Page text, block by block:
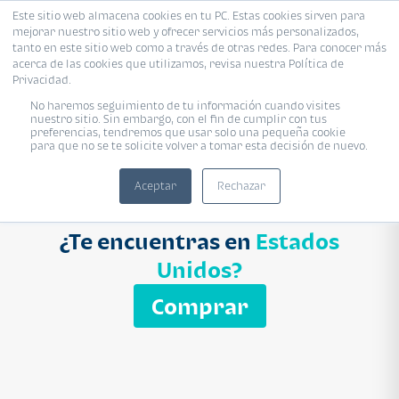
Este sitio web almacena cookies en tu PC. Estas cookies sirven para
mejorar nuestro sitio web y ofrecer servicios más personalizados,
tanto en este sitio web como a través de otras redes. Para conocer más
acerca de las cookies que utilizamos, revisa nuestra Política de
Privacidad.
No haremos seguimiento de tu información cuando visites
nuestro sitio. Sin embargo, con el fin de cumplir con tus
preferencias, tendremos que usar solo una pequeña cookie
para que no se te solicite volver a tomar esta decisión de nuevo.
Aceptar Rechazar
Proyecto Modelo Inmobiliaria
Ingresa el nombre del proyecto
Buscar
¿Te encuentras en Estados
Unidos?
Comprar